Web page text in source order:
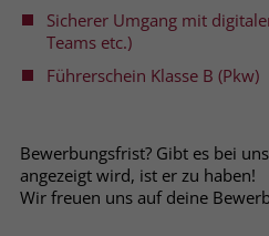
Sicherer Umgang mit
Teams etc.)
Führerschein Klasse B (Pkw)
Bewerbungsfrist? Gibt es bei
angezeigt wird, ist er zu haben!
Wir freuen uns auf deine
Name
Anbieter Facebook
Der Zweck von
die Werbe-